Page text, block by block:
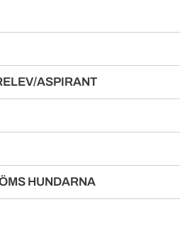
ASPIRANT
HUNDARNA